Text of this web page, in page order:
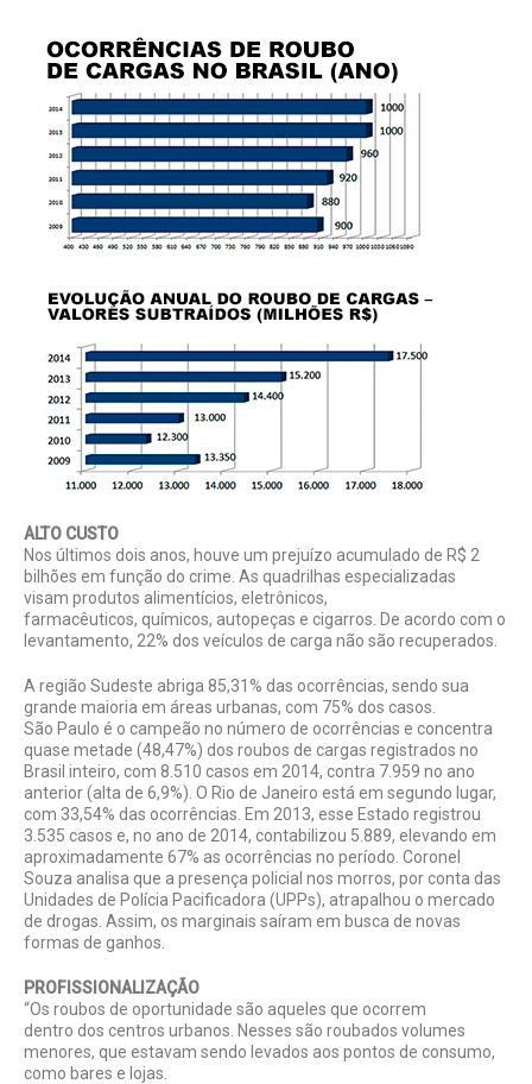
ALTO CUSTO
Nos últimos dois anos, houve um prejuízo acumulado de R$ 2
bilhões em função do crime. As quadrilhas especializadas
visam produtos alimentícios, eletrônicos,
farmacêuticos, químicos, autopeças e cigarros. De acordo com o
levantamento, 22% dos veículos de carga não são recuperados.
A região Sudeste abriga 85,31% das ocorrências, sendo sua
grande maioria em áreas urbanas, com 75% dos casos.
São Paulo é o campeão no número de ocorrências e concentra
quase metade (48,47%) dos roubos de cargas registrados no
Brasil inteiro, com 8.510 casos em 2014, contra 7.959 no ano
anterior (alta de 6,9%). O Rio de Janeiro está em segundo lugar,
com 33,54% das ocorrências. Em 2013, esse Estado registrou
3.535 casos e, no ano de 2014, contabilizou 5.889, elevando em
aproximadamente 67% as ocorrências no período. Coronel
Souza analisa que a presença policial nos morros, por conta das
Unidades de Polícia Pacificadora (UPPs), atrapalhou o mercado
de drogas. Assim, os marginais saíram em busca de novas
formas de ganhos.
PROFISSIONALIZAÇÃO
“Os roubos de oportunidade são aqueles que ocorrem
dentro dos centros urbanos. Nesses são roubados volumes
menores, que estavam sendo levados aos pontos de consumo,
como bares e lojas.